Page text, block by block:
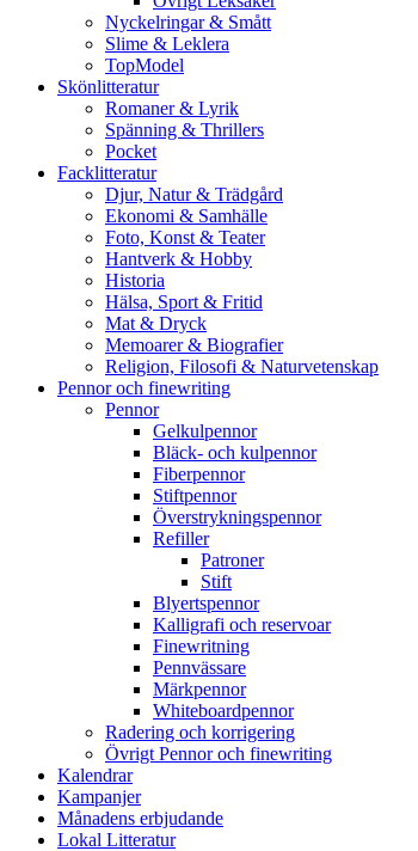
Nyckelringar & Smått
Slime & Leklera
TopModel
Skönlitteratur
Romaner & Lyrik
Spänning & Thrillers
Pocket
Facklitteratur
Djur, Natur & Trädgård
Ekonomi & Samhälle
Foto, Konst & Teater
Hantverk & Hobby
Historia
Hälsa, Sport & Fritid
Mat & Dryck
Memoarer & Biografier
Religion, Filosofi & Naturvetenskap
Pennor och finewriting
Pennor
Gelkulpennor
Bläck- och kulpennor
Fiberpennor
Stiftpennor
Överstrykningspennor
Refiller
Patroner
Stift
Blyertspennor
Kalligrafi och reservoar
Finewritning
Pennvässare
Märkpennor
Whiteboardpennor
Radering och korrigering
Övrigt Pennor och finewriting
Kalendrar
Kampanjer
Månadens erbjudande
Lokal Litteratur